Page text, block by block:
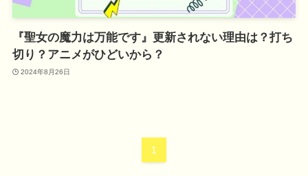
『聖女の魔力は万能です』更新されない理由は？打ち
切り？アニメがひどいから？
2024年8月26日
1